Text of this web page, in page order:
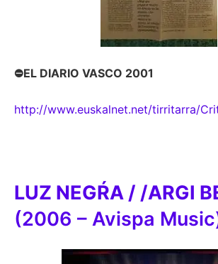
⛔EL DIARIO VASCO 2001
http://www.euskalnet.net/tirritarra/
LUZ NEGŔA / /ARGI
(2006 – Avispa